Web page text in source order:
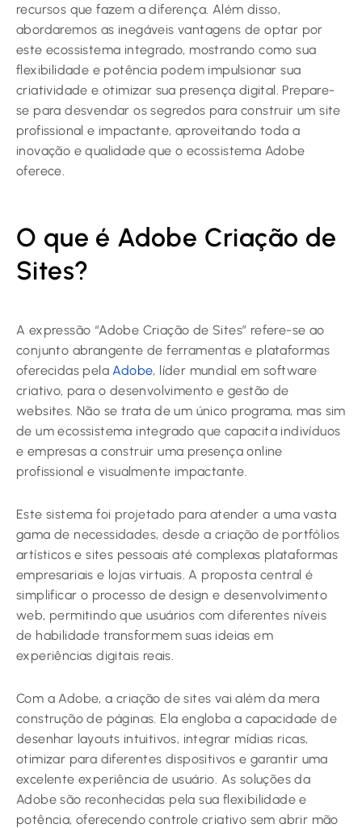
recursos que fazem a diferença. Além disso,
abordaremos as inegáveis vantagens de optar por
este ecossistema integrado, mostrando como sua
flexibilidade e potência podem impulsionar sua
criatividade e otimizar sua presença digital. Prepare-
se para desvendar os segredos para construir um site
profissional e impactante, aproveitando toda a
inovação e qualidade que o ecossistema Adobe
oferece.
O que é Adobe Criação de
Sites?
A expressão “Adobe Criação de Sites” refere-se ao
conjunto abrangente de ferramentas e plataformas
oferecidas pela Adobe, líder mundial em software
criativo, para o desenvolvimento e gestão de
websites. Não se trata de um único programa, mas sim
de um ecossistema integrado que capacita indivíduos
e empresas a construir uma presença online
profissional e visualmente impactante.
Este sistema foi projetado para atender a uma vasta
gama de necessidades, desde a criação de portfólios
artísticos e sites pessoais até complexas plataformas
empresariais e lojas virtuais. A proposta central é
simplificar o processo de design e desenvolvimento
web, permitindo que usuários com diferentes níveis
de habilidade transformem suas ideias em
experiências digitais reais.
Com a Adobe, a criação de sites vai além da mera
construção de páginas. Ela engloba a capacidade de
desenhar layouts intuitivos, integrar mídias ricas,
otimizar para diferentes dispositivos e garantir uma
excelente experiência de usuário. As soluções da
Adobe são reconhecidas pela sua flexibilidade e
potência, oferecendo controle criativo sem abrir mão